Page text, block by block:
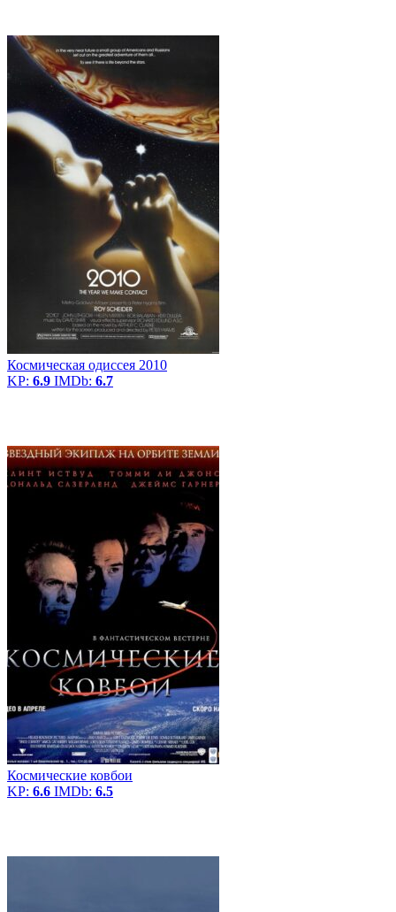
Космическая одиссея 2010
KP: 6.9 IMDb: 6.7
Космические ковбои
KP: 6.6 IMDb: 6.5